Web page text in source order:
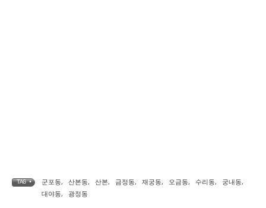
TAG • 군포동, 산본동, 산본, 금정동, 재궁동, 오금동, 수리동, 궁내동,
대야동, 광정동